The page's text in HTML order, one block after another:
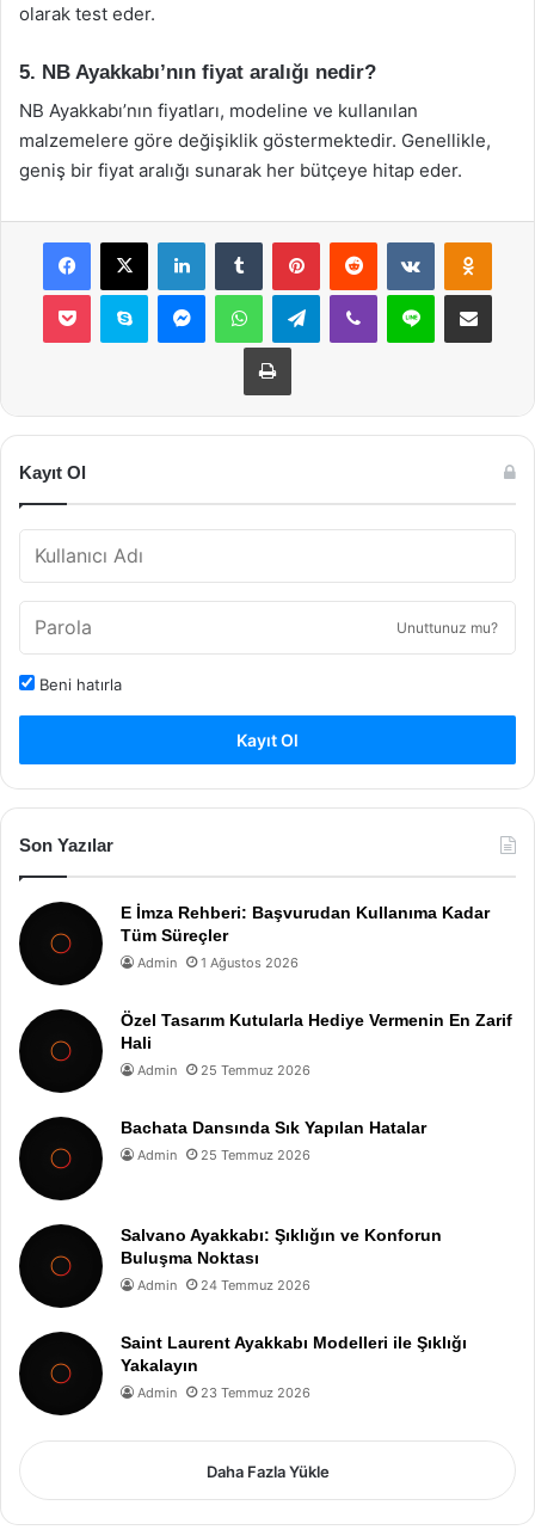
olarak test eder.
5. NB Ayakkabı’nın fiyat aralığı nedir?
NB Ayakkabı’nın fiyatları, modeline ve kullanılan
malzemelere göre değişiklik göstermektedir. Genellikle,
geniş bir fiyat aralığı sunarak her bütçeye hitap eder.
Facebook
X LinkedInTumblr PinterestReddit VKontakte
Pocket Skype MessengerWhatsAppTelegramViber Line E-Posta ile
Yazdır
Kayıt Ol
Unuttunuz mu?
Beni hatırla
Kayıt Ol
Son Yazılar
E İmza Rehberi: Başvurudan Kullanıma Kadar
Tüm Süreçler
Admin 1 Ağustos 2026
Özel Tasarım Kutularla Hediye Vermenin En Zarif
Hali
Admin 25 Temmuz 2026
Bachata Dansında Sık Yapılan Hatalar
Admin 25 Temmuz 2026
Salvano Ayakkabı: Şıklığın ve Konforun
Buluşma Noktası
Admin 24 Temmuz 2026
Saint Laurent Ayakkabı Modelleri ile Şıklığı
Yakalayın
Admin 23 Temmuz 2026
Daha Fazla Yükle